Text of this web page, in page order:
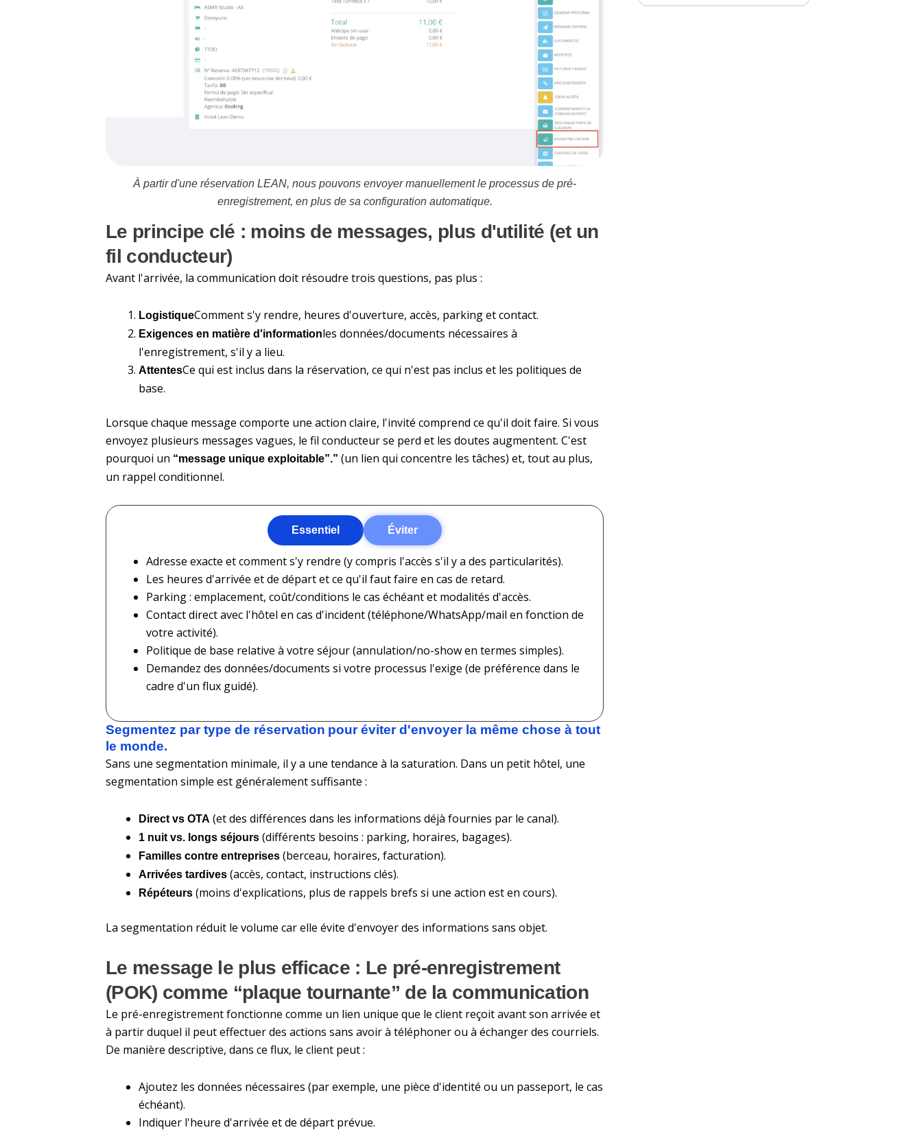
À partir d'une réservation LEAN, nous pouvons envoyer manuellement le processus de pré-
enregistrement, en plus de sa configuration automatique.
Le principe clé : moins de messages, plus d'utilité (et un
fil conducteur)
Avant l'arrivée, la communication doit résoudre trois questions, pas plus :
LogistiqueComment s'y rendre, heures d'ouverture, accès, parking et contact.
Exigences en matière d'informationles données/documents nécessaires à
l'enregistrement, s'il y a lieu.
AttentesCe qui est inclus dans la réservation, ce qui n'est pas inclus et les politiques de
base.
Lorsque chaque message comporte une action claire, l'invité comprend ce qu'il doit faire. Si vous
envoyez plusieurs messages vagues, le fil conducteur se perd et les doutes augmentent. C'est
pourquoi un “message unique exploitable”.” (un lien qui concentre les tâches) et, tout au plus,
un rappel conditionnel.
Essentiel Éviter
Adresse exacte et comment s'y rendre (y compris l'accès s'il y a des particularités).
Les heures d'arrivée et de départ et ce qu'il faut faire en cas de retard.
Parking : emplacement, coût/conditions le cas échéant et modalités d'accès.
Contact direct avec l'hôtel en cas d'incident (téléphone/WhatsApp/mail en fonction de
votre activité).
Politique de base relative à votre séjour (annulation/no-show en termes simples).
Demandez des données/documents si votre processus l'exige (de préférence dans le
cadre d'un flux guidé).
Segmentez par type de réservation pour éviter d'envoyer la même chose à tout
le monde.
Sans une segmentation minimale, il y a une tendance à la saturation. Dans un petit hôtel, une
segmentation simple est généralement suffisante :
Direct vs OTA (et des différences dans les informations déjà fournies par le canal).
1 nuit vs. longs séjours (différents besoins : parking, horaires, bagages).
Familles contre entreprises (berceau, horaires, facturation).
Arrivées tardives (accès, contact, instructions clés).
Répéteurs (moins d'explications, plus de rappels brefs si une action est en cours).
La segmentation réduit le volume car elle évite d'envoyer des informations sans objet.
Le message le plus efficace : Le pré-enregistrement
(POK) comme “plaque tournante” de la communication
Le pré-enregistrement fonctionne comme un lien unique que le client reçoit avant son arrivée et
à partir duquel il peut effectuer des actions sans avoir à téléphoner ou à échanger des courriels.
De manière descriptive, dans ce flux, le client peut :
Ajoutez les données nécessaires (par exemple, une pièce d'identité ou un passeport, le cas
échéant).
Indiquer l'heure d'arrivée et de départ prévue.